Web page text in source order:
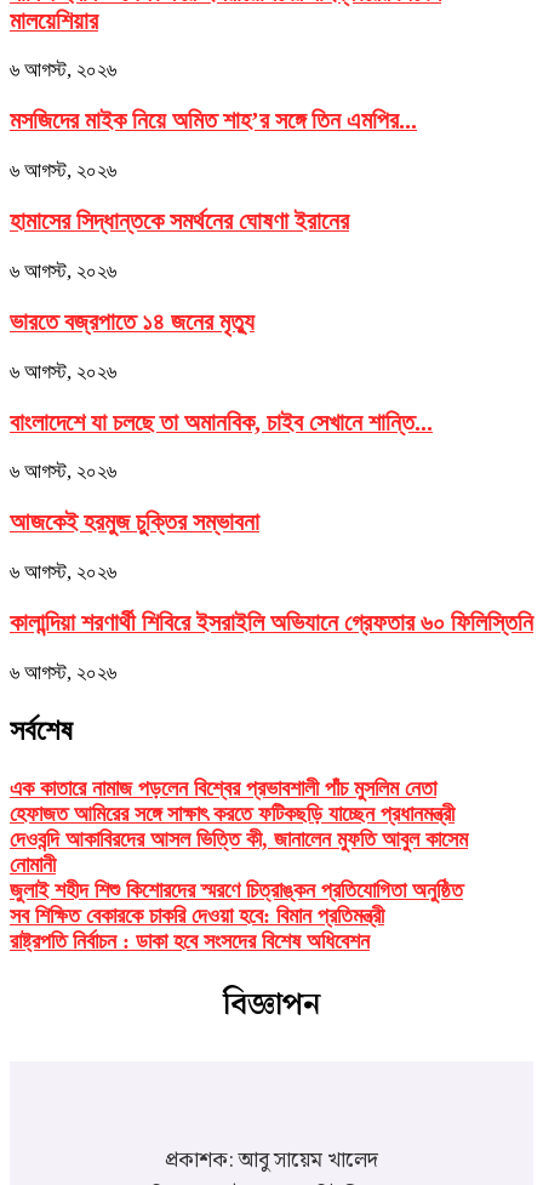
মালয়েশিয়ার
৬ আগস্ট, ২০২৬
মসজিদের মাইক নিয়ে অমিত শাহ’র সঙ্গে তিন এমপির...
৬ আগস্ট, ২০২৬
হামাসের সিদ্ধান্তকে সমর্থনের ঘোষণা ইরানের
৬ আগস্ট, ২০২৬
ভারতে বজ্রপাতে ১৪ জনের মৃত্যু
৬ আগস্ট, ২০২৬
বাংলাদেশে যা চলছে তা অমানবিক, চাইব সেখানে শান্তি...
৬ আগস্ট, ২০২৬
আজকেই হরমুজ চুক্তির সম্ভাবনা
৬ আগস্ট, ২০২৬
কালান্দিয়া শরণার্থী শিবিরে ইসরাইলি অভিযানে গ্রেফতার ৬০ ফিলিস্তিনি
৬ আগস্ট, ২০২৬
সর্বশেষ
এক কাতারে নামাজ পড়লেন বিশ্বের প্রভাবশালী পাঁচ মুসলিম নেতা
হেফাজত আমিরের সঙ্গে সাক্ষাৎ করতে ফটিকছড়ি যাচ্ছেন প্রধানমন্ত্রী
দেওবন্দি আকাবিরদের আসল ভিত্তি কী, জানালেন মুফতি আবুল কাসেম
নোমানী
জুলাই শহীদ শিশু কিশোরদের স্মরণে চিত্রাঙ্কন প্রতিযোগিতা অনুষ্ঠিত
সব শিক্ষিত বেকারকে চাকরি দেওয়া হবে: বিমান প্রতিমন্ত্রী
রাষ্ট্রপতি নির্বাচন : ডাকা হবে সংসদের বিশেষ অধিবেশন
বিজ্ঞাপন
প্রকাশক: আবু সায়েম খালেদ